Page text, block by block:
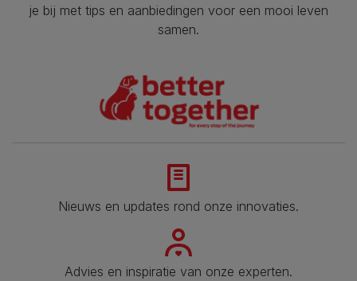
je bij met tips en aanbiedingen voor een mooi leven
samen.
Nieuws en updates rond onze innovaties.
Advies en inspiratie van onze experten.